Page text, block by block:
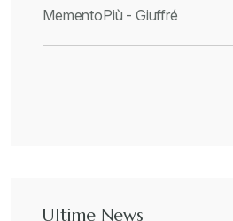
MementoPiù - Giuffré
Ultime News